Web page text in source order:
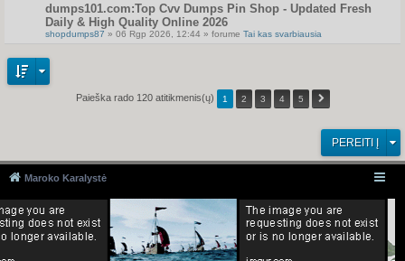
dumps101.com:Top Cvv Dumps Pin Shop - Updated Fresh
Daily & High Quality Online 2026
shopdumps87 » 06 Rgp 2026, 12:44 » forume Tai kas svarbiausia
Paieška rado 120 atitikmenis(ų) 1 2 3 4 5
PEREITI Į
Maroko Karalystė